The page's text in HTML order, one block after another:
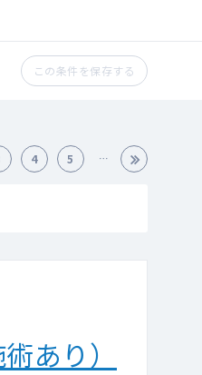
この条件を保存する
4 5
あり）